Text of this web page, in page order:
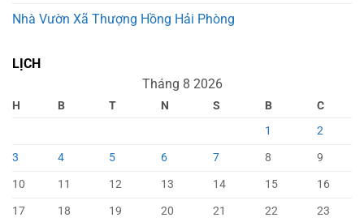
Nhà Vườn Xã Thượng Hồng Hải Phòng
LỊCH
Tháng 8 2026
H B T N S B
C
1
2
3
4 5 6 7 8
9
10
11 12 13 14 15
16
17
18 19 20 21 22
23